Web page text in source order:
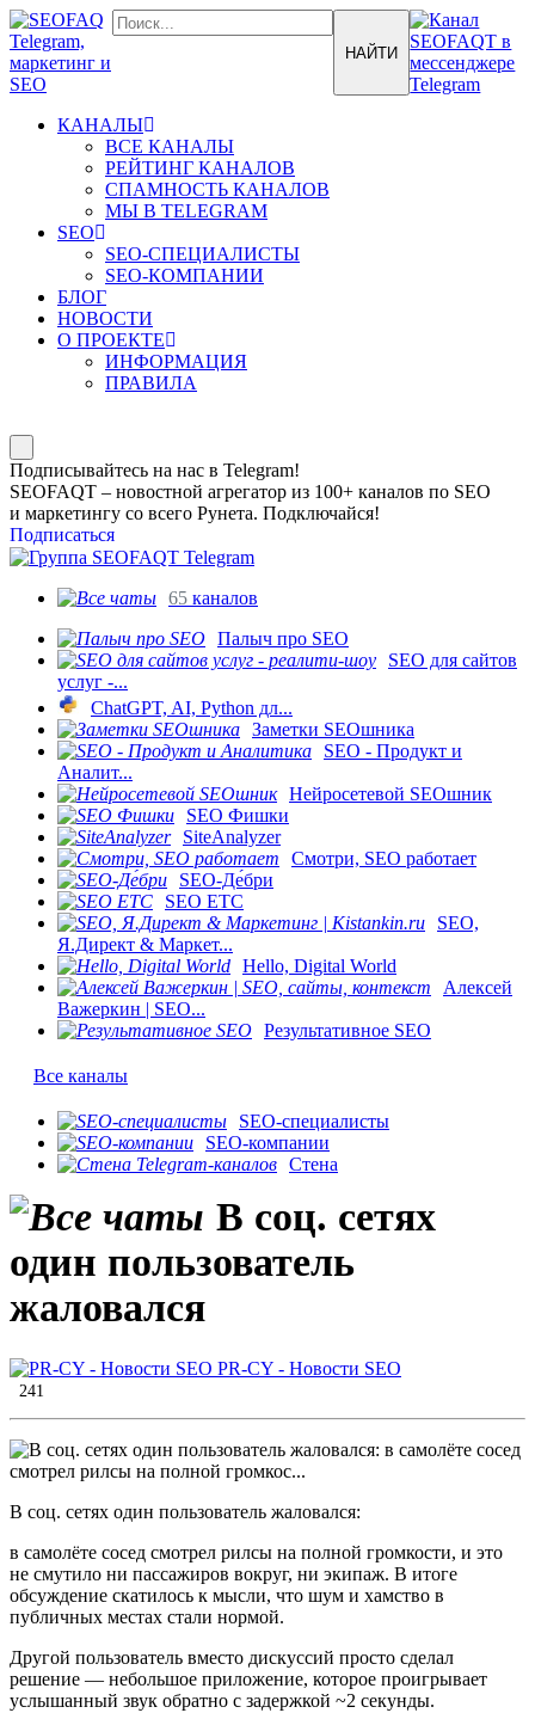
КАНАЛЫ
ВСЕ КАНАЛЫ
РЕЙТИНГ КАНАЛОВ
СПАМНОСТЬ КАНАЛОВ
МЫ В TELEGRAM
SEO
SEO-СПЕЦИАЛИСТЫ
SEO-КОМПАНИИ
БЛОГ
НОВОСТИ
О ПРОЕКТЕ
ИНФОРМАЦИЯ
ПРАВИЛА
Подписывайтесь на нас в Telegram!
SEOFAQT – новостной агрегатор из 100+ каналов по SEO
и маркетингу со всего Рунета. Подключайся!
Подписаться
65 каналов
Палыч про SEO
SEO для сайтов
услуг -...
ChatGPT, AI, Python дл...
Заметки SEOшника
SEO - Продукт и
Аналит...
Нейросетевой SEOшник
SEO Фишки
SiteAnalyzer
Смотри, SEO работает
SEO-Де́бри
SEO ETC
SEO,
Я.Директ & Маркет...
Hello, Digital World
Алексей
Важеркин | SEO...
Результативное SEO
Все каналы
SEO-специалисты
SEO-компании
Стена
В соц. сетях
один пользователь
жаловался
PR-CY - Новости SEO
241
В соц. сетях один пользователь жаловался:
в самолёте сосед смотрел рилсы на полной громкости, и это
не смутило ни пассажиров вокруг, ни экипаж. В итоге
обсуждение скатилось к мысли, что шум и хамство в
публичных местах стали нормой.
Другой пользователь вместо дискуссий просто сделал
решение — небольшое приложение, которое проигрывает
услышанный звук обратно с задержкой ~2 секунды.